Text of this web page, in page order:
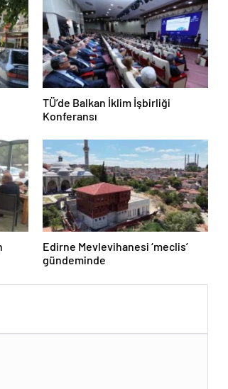
TÜ’de Balkan İklim İşbirliği
Konferansı
Edirne Mevlevihanesi ‘meclis’
gündeminde